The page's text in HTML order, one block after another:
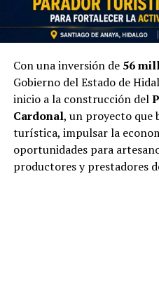
Con una inversión de 56
Gobierno del Estado de
inicio a la construcción del
Cardonal, un proyecto que
turística, impulsar la
oportunidades para
productores y prestadores